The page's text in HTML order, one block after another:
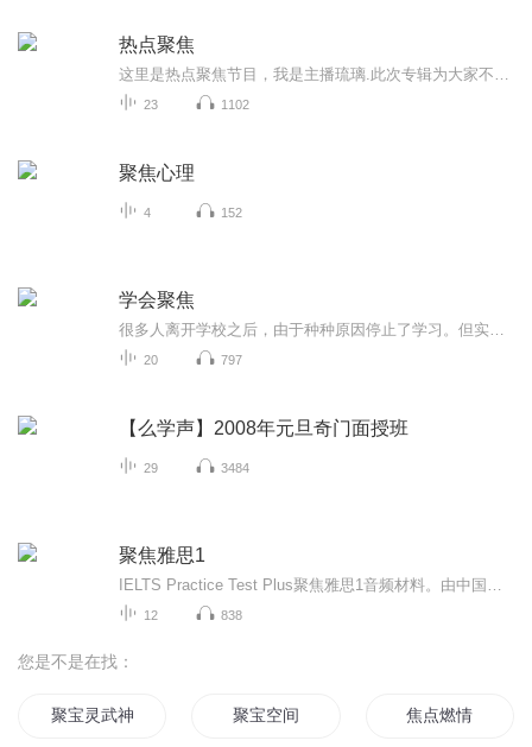
热点聚焦
23 1102
聚焦心理
4 152
学会聚焦
20 797
【么学声】2008年元旦奇门面授班
29 3484
聚焦雅思1
12 838
您是不是在找：
聚宝灵武神 聚宝空间 焦点燃情